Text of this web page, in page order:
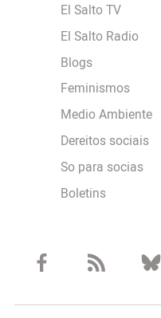
El Salto TV
El Salto Radio
Blogs
Feminismos
Medio Ambiente
Dereitos sociais
So para socias
Boletins